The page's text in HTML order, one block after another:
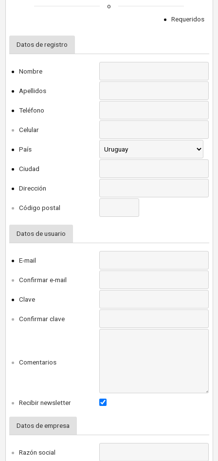
o
Requeridos
Datos de registro
Nombre
Apellidos
Teléfono
Celular
País
Ciudad
Dirección
Código postal
Datos de usuario
E-mail
Confirmar e-mail
Clave
Confirmar clave
Comentarios
Recibir newsletter
Datos de empresa
Razón social